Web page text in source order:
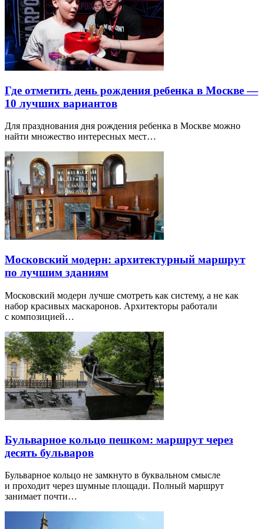
Где отметить день рождения ребенка в Москве —
10 лучших вариантов
Для празднования дня рождения ребенка в Москве можно
найти множество интересных мест…
Московский модерн: архитектурный маршрут
по лучшим зданиям
Московский модерн лучше смотреть как систему, а не как
набор красивых маскаронов. Архитекторы работали
с композицией…
Бульварное кольцо пешком: маршрут через
десять бульваров
Бульварное кольцо не замкнуто в буквальном смысле
и проходит через шумные площади. Полный маршрут
занимает почти…